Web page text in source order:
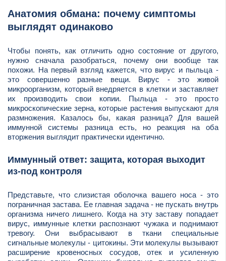
Анатомия обмана: почему симптомы
выглядят одинаково
Чтобы понять, как отличить одно состояние от другого,
нужно сначала разобраться, почему они вообще так
похожи. На первый взгляд кажется, что вирус и пыльца -
это совершенно разные вещи. Вирус - это живой
микроорганизм, который внедряется в клетки и заставляет
их производить свои копии. Пыльца - это просто
микроскопические зерна, которые растения выпускают для
размножения. Казалось бы, какая разница? Для вашей
иммунной системы разница есть, но реакция на оба
вторжения выглядит практически идентично.
Иммунный ответ: защита, которая выходит
из-под контроля
Представьте, что слизистая оболочка вашего носа - это
пограничная застава. Ее главная задача - не пускать внутрь
организма ничего лишнего. Когда на эту заставу попадает
вирус, иммунные клетки распознают чужака и поднимают
тревогу. Они выбрасывают в ткани специальные
сигнальные молекулы - цитокины. Эти молекулы вызывают
расширение кровеносных сосудов, отек и усиленную